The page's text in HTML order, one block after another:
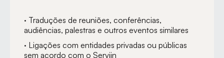
· Traduções de reuniões, conferências,
audiências, palestras e outros eventos similares
· Ligações com entidades privadas ou públicas
sem acordo com o Serviin